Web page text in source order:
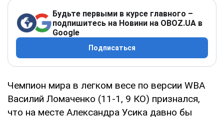
Будьте первыми в курсе главного –
подпишитесь на Новини на OBOZ.UA в
Google
Подписаться
Чемпион мира в легком весе по версии WBA
Василий Ломаченко (11-1, 9 КО) признался,
что на месте Александра Усика давно бы